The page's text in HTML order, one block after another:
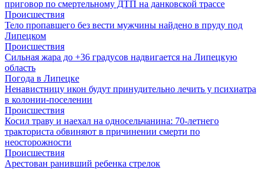
приговор по смертельному ДТП на данковской трассе
Происшествия
Тело пропавшего без вести мужчины найдено в пруду под
Липецком
Происшествия
Сильная жара до +36 градусов надвигается на Липецкую
область
Погода в Липецке
Ненавистницу икон будут принудительно лечить у психиатра
в колонии-поселении
Происшествия
Косил траву и наехал на односельчанина: 70-летнего
тракториста обвиняют в причинении смерти по
неосторожности
Происшествия
Арестован ранивший ребенка стрелок